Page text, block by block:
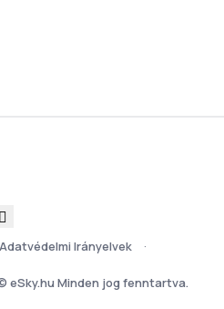
Adatvédelmi Irányelvek
eSky.hu Minden jog fenntartva.